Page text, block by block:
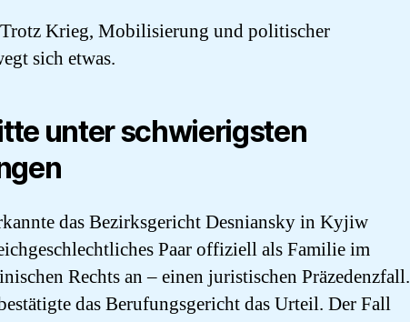
Krieg, Mobilisierung und politischer
sich etwas.
unter schwierigsten
das Bezirksgericht Desniansky in Kyjiw
Paar offiziell als Familie im
Rechts an – einen juristischen Präzedenzfall.
das Berufungsgericht das Urteil. Der Fall